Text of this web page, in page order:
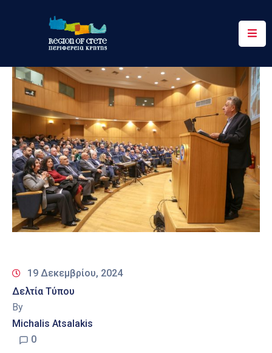
Περιφέρεια
Ενημέρωση
Έργα
&
Δράσεις
Ψηφιακές
Υπηρεσίες
Επικοινωνία
19 Δεκεμβρίου, 2024
Δελτία Τύπου
By
Michalis Atsalakis
0